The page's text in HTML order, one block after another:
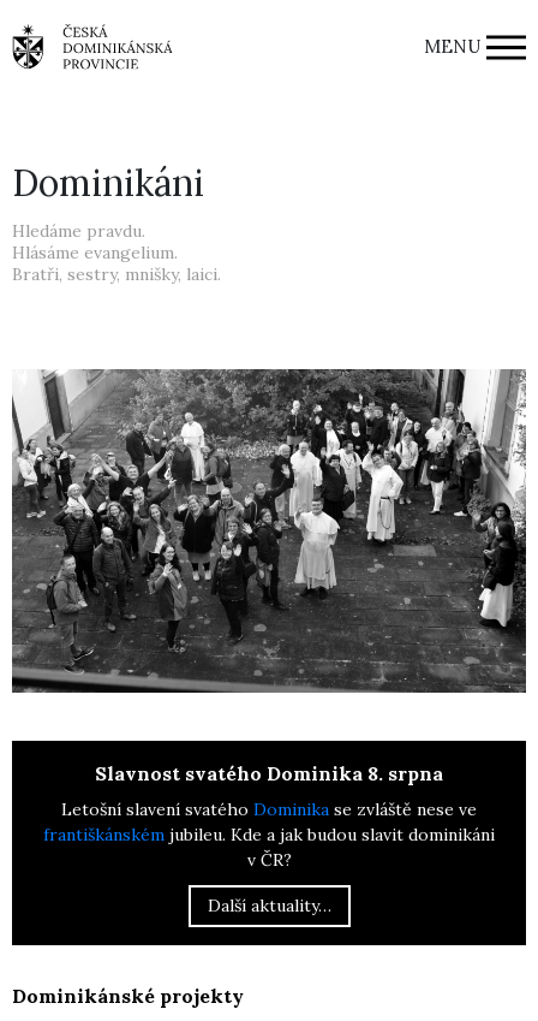
MENU
Dominikáni
Hledáme pravdu.
Hlásáme evangelium.
Bratři, sestry, mnišky, laici.
Slavnost svatého Dominika 8. srpna
Letošní slavení svatého Dominika se zvláště nese ve
františkánském jubileu. Kde a jak budou slavit dominikáni
v ČR?
Další aktuality…
Dominikánské projekty